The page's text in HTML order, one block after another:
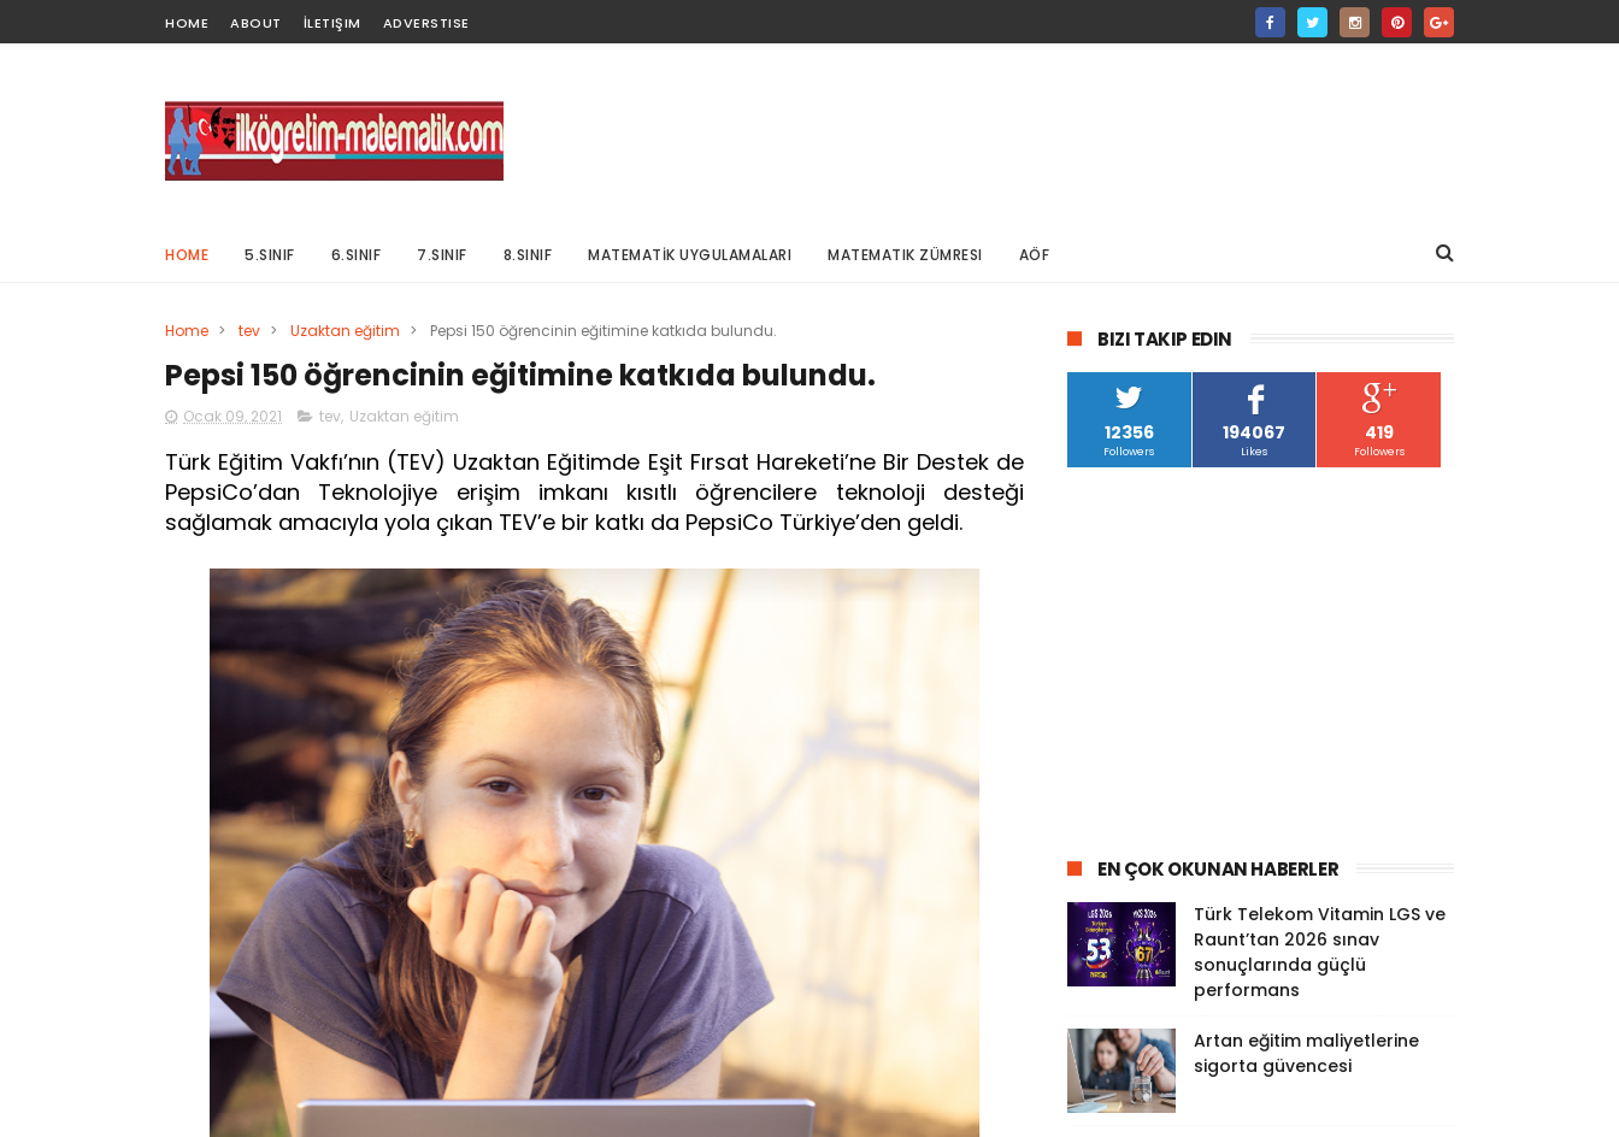
HOME ABOUT İLETIŞIM ADVERSTISE
HOME 5.SINIF 6.SINIF 7.SINIF 8.SINIF MATEMATİK UYGULAMALARI MATEMATIK ZÜMRESI AÖF
Home > tev > Uzaktan eğitim > Pepsi 150 öğrencinin eğitimine katkıda bulundu.
Pepsi 150 öğrencinin eğitimine katkıda bulundu.
Ocak 09, 2021 tev, Uzaktan eğitim
Türk Eğitim Vakfı’nın (TEV) Uzaktan Eğitimde Eşit Fırsat Hareketi’ne Bir Destek de
PepsiCo’dan Teknolojiye erişim imkanı kısıtlı öğrencilere teknoloji desteği
sağlamak amacıyla yola çıkan TEV’e bir katkı da PepsiCo Türkiye’den geldi.
BIZI TAKIP EDIN
12356
Followers
194067
Likes
419
Followers
EN ÇOK OKUNAN HABERLER
Türk Telekom Vitamin LGS ve
Raunt’tan 2026 sınav
sonuçlarında güçlü
performans
Artan eğitim maliyetlerine
sigorta güvencesi